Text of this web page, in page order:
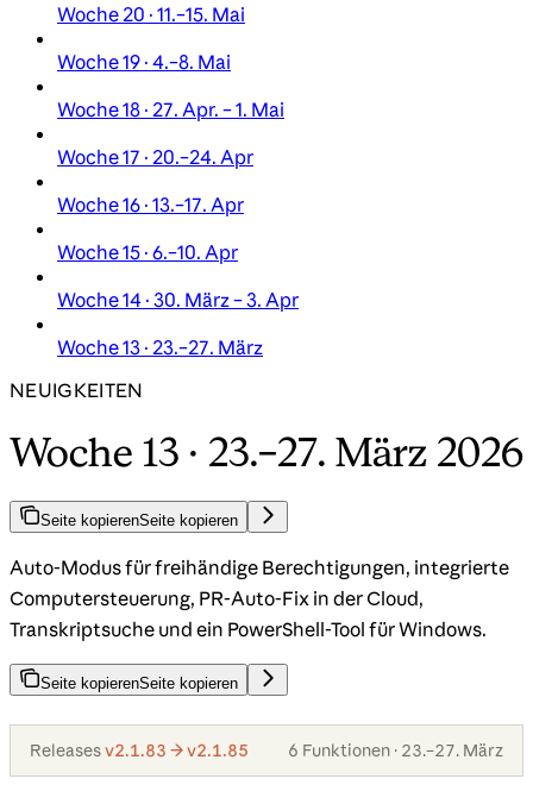
Woche 20 · 11.–15. Mai
Woche 19 · 4.–8. Mai
Woche 18 · 27. Apr. – 1. Mai
Woche 17 · 20.–24. Apr
Woche 16 · 13.–17. Apr
Woche 15 · 6.–10. Apr
Woche 14 · 30. März – 3. Apr
Woche 13 · 23.–27. März
NEUIGKEITEN
Woche 13 · 23.–27. März 2026
Seite kopierenSeite kopieren
Auto-Modus für freihändige Berechtigungen, integrierte
Computersteuerung, PR-Auto-Fix in der Cloud,
Transkriptsuche und ein PowerShell-Tool für Windows.
Seite kopierenSeite kopieren
Releasesv2.1.83 → v2.1.85 6 Funktionen · 23.–27. März